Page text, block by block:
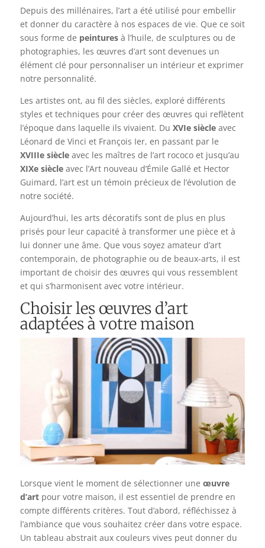
Depuis des millénaires, l’art a été utilisé pour embellir
et donner du caractère à nos espaces de vie. Que ce soit
sous forme de peinturesà l’huile, de sculptures ou de
photographies, les œuvres d’art sont devenues un
élément clé pour personnaliser un intérieur et exprimer
notre personnalité.
Les artistes ont, au fil des siècles, exploré différents
styles et techniques pour créer des œuvres qui reflètent
l’époque dans laquelle ils vivaient. Du XVIe siècleavec
Léonard de Vinci et François Ier, en passant par le
XVIIIe siècleavec les maîtres de l’art rococo et jusqu’au
XIXe siècleavec l’Art nouveau d’Émile Gallé et Hector
Guimard, l’art est un témoin précieux de l’évolution de
notre société.
Aujourd’hui, les arts décoratifs sont de plus en plus
prisés pour leur capacité à transformer une pièce et à
lui donner une âme. Que vous soyez amateur d’art
contemporain, de photographie ou de beaux-arts, il est
important de choisir des œuvres qui vous ressemblent
et qui s’harmonisent avec votre intérieur.
Choisir les œuvres d’art
adaptées à votre maison
Lorsque vient le moment de sélectionner une œuvre
d’artpour votre maison, il est essentiel de prendre en
compte différents critères. Tout d’abord, réfléchissez à
l’ambiance que vous souhaitez créer dans votre espace.
Un tableau abstrait aux couleurs vives peut donner du